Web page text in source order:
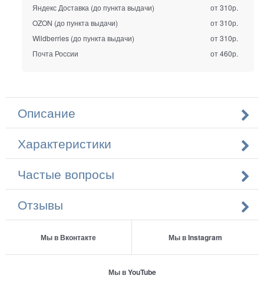
Яндекс Доставка (до пункта выдачи)
от 310р.
OZON (до пункта выдачи)
от 310р.
Wildberries (до пункта выдачи)
от 310р.
Почта России
от 460р.
Описание
Характеристики
Частые вопросы
Отзывы
Мы в Вконтакте Мы в Instagram
Мы в YouTube